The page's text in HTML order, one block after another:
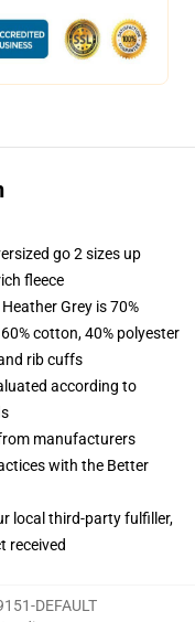
go 2 sizes up
fleece
Grey is 70%
cotton, 40% polyester
rib cuffs
according to
manufacturers
with the Better
local third-party fulfiller,
received
DEFAULT